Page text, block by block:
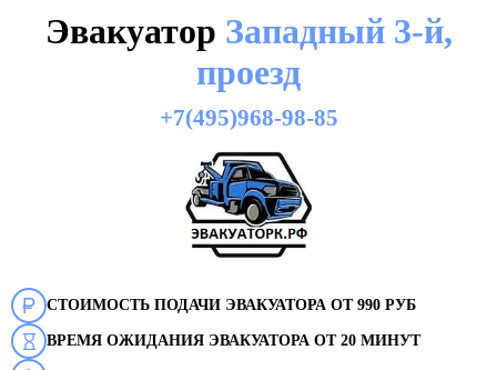
Эвакуатор Западный 3-й,
проезд
+7(495)968-98-85
СТОИМОСТЬ ПОДАЧИ ЭВАКУАТОРА ОТ 990 РУБ
ВРЕМЯ ОЖИДАНИЯ ЭВАКУАТОРА ОТ 20 МИНУТ